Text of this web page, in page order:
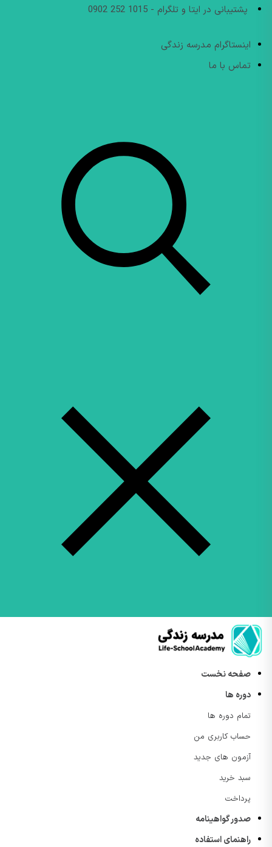
پشتیبانی در ایتا و تلگرام - 1015 252 0902
اینستاگرام مدرسه زندگی
تماس با ما
صفحه نخست
دوره ها
تمام دوره ها
حساب کاربری من
آزمون های جدید
سبد خرید
پرداخت
صدور گواهینامه
راهنمای استفاده